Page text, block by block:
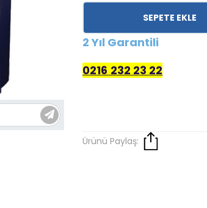
SEPETE EKLE
2 Yıl Garantili
0216 232 23 22
Ürünü Paylaş: